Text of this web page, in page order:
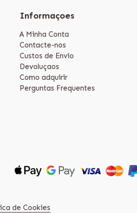
Informaçoes
A Minha Conta
Contacte-nos
Custos de Envio
Devoluçaos
Como adquirir
Perguntas Frequentes
de Cookies